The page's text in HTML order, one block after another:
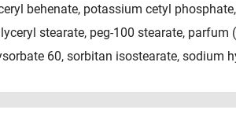
behenate, potassium cetyl
stearate, peg-100 stearate,
60, sorbitan isostearate, sodium